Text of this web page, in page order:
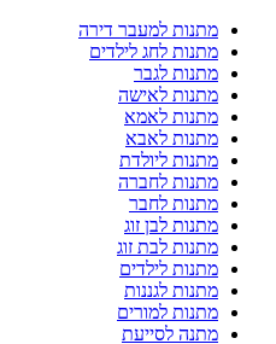
מתנות למעבר דירה
מתנות לחג לילדים
מתנות לגבר
מתנות לאישה
מתנות לאמא
מתנות לאבא
מתנות ליולדת
מתנות לחברה
מתנות לחבר
מתנות לבן זוג
מתנות לבת זוג
מתנות לילדים
מתנות לגננות
מתנות למורים
מתנה לסייעת